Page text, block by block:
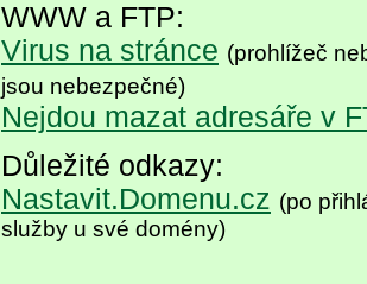
WWW a FTP:
Virus na stránce (prohlížeč
jsou nebezpečné)
Nejdou mazat adresáře v
Důležité odkazy:
Nastavit.Domenu.cz (po
služby u své domény)